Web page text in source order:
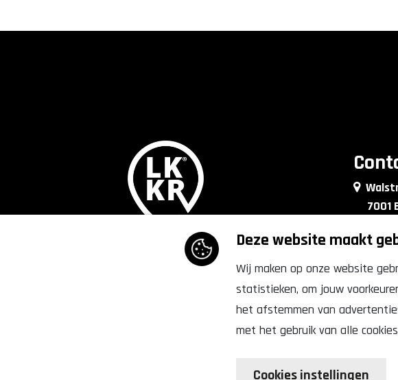
Doetinchem
7001
Copyright © 2026 |
Deze website maakt
Wij maken op onze website
statistieken, om jouw
het afstemmen van
met het gebruik van alle
Cookies instellingen